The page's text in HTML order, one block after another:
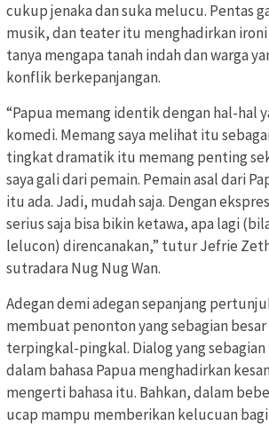
cukup jenaka dan suka melucu. Pentas
musik, dan teater itu menghadirkan
tanya mengapa tanah indah dan warga
konflik berkepanjangan.
“Papua memang identik dengan hal-hal
komedi. Memang saya melihat itu
tingkat dramatik itu memang penting
saya gali dari pemain. Pemain asal dari
itu ada. Jadi, mudah saja. Dengan
serius saja bisa bikin ketawa, apa lagi
lelucon) direncanakan,” tutur Jefrie
sutradara Nug Nug Wan.
Adegan demi adegan sepanjang
membuat penonton yang sebagian besar
terpingkal-pingkal. Dialog yang
dalam bahasa Papua menghadirkan
mengerti bahasa itu. Bahkan, dalam
ucap mampu memberikan kelucuan